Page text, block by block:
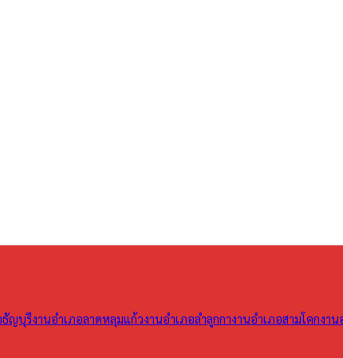
ธัญบุรีงานอำเภอลาดหลุมแก้วงานอำเภอลำลูกกางานอำเภอสามโคกงาน